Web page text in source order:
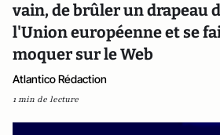
vain, de brûler un drapeau
l'Union européenne et se
moquer sur le Web
Atlantico Rédaction
1 min de lecture